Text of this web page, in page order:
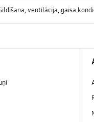
ventilācija, gaisa